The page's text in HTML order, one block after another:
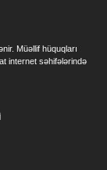
Müəllif hüquqları
internet səhifələrində